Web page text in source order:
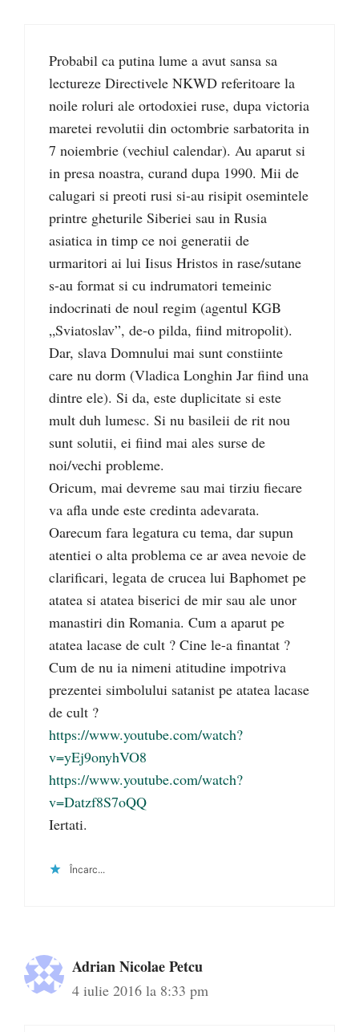
Probabil ca putina lume a avut sansa sa
lectureze Directivele NKWD referitoare la
noile roluri ale ortodoxiei ruse, dupa victoria
maretei revolutii din octombrie sarbatorita in
7 noiembrie (vechiul calendar). Au aparut si
in presa noastra, curand dupa 1990. Mii de
calugari si preoti rusi si-au risipit osemintele
printre gheturile Siberiei sau in Rusia
asiatica in timp ce noi generatii de
urmaritori ai lui Iisus Hristos in rase/sutane
s-au format si cu indrumatori temeinic
indocrinati de noul regim (agentul KGB
„Sviatoslav”, de-o pilda, fiind mitropolit).
Dar, slava Domnului mai sunt constiinte
care nu dorm (Vladica Longhin Jar fiind una
dintre ele). Si da, este duplicitate si este
mult duh lumesc. Si nu basileii de rit nou
sunt solutii, ei fiind mai ales surse de
noi/vechi probleme.
Oricum, mai devreme sau mai tirziu fiecare
va afla unde este credinta adevarata.
Oarecum fara legatura cu tema, dar supun
atentiei o alta problema ce ar avea nevoie de
clarificari, legata de crucea lui Baphomet pe
atatea si atatea biserici de mir sau ale unor
manastiri din Romania. Cum a aparut pe
atatea lacase de cult ? Cine le-a finantat ?
Cum de nu ia nimeni atitudine impotriva
prezentei simbolului satanist pe atatea lacase
de cult ?
https://www.youtube.com/watch?
v=yEj9onyhVO8
https://www.youtube.com/watch?
v=Datzf8S7oQQ
Iertati.
Încarc...
Adrian Nicolae Petcu
4 iulie 2016 la 8:33 pm